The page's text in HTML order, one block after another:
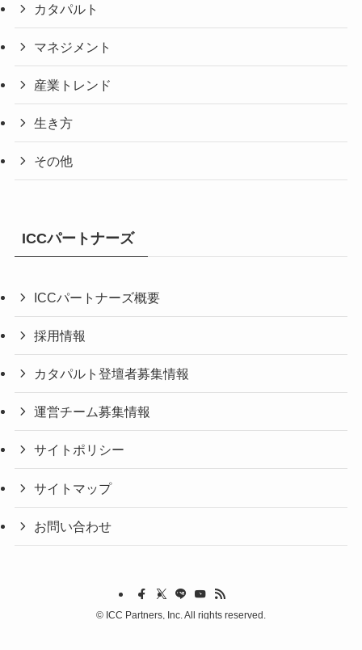
カタパルト
マネジメント
産業トレンド
生き方
その他
ICCパートナーズ
ICCパートナーズ概要
採用情報
カタパルト登壇者募集情報
運営チーム募集情報
サイトポリシー
サイトマップ
お問い合わせ
© ICC Partners, Inc. All rights reserved.